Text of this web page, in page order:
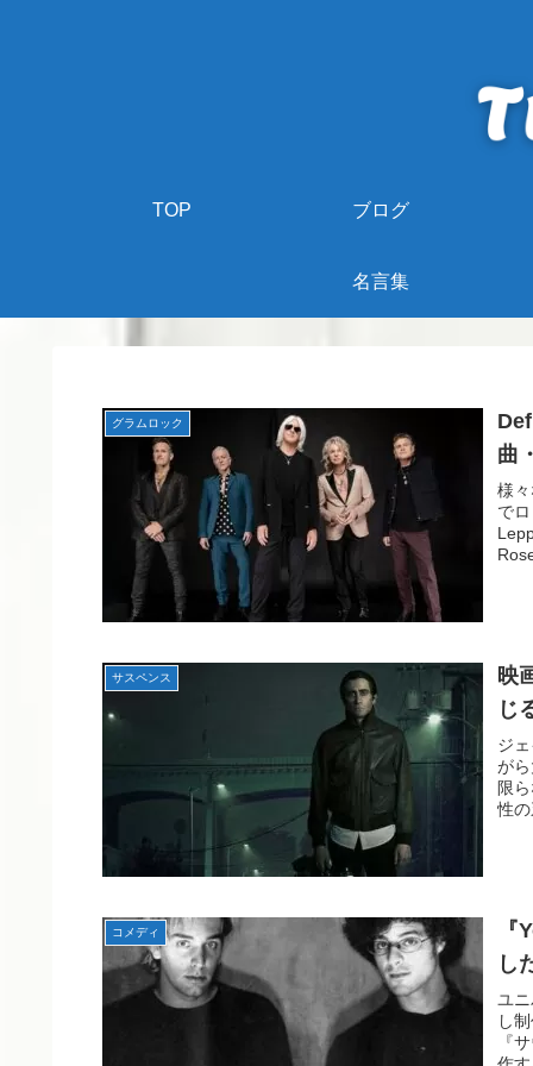
TOP ブログ
名言集
グラムロック
曲
様
で
サスペンス
映
じ
ジ
が
限
性
コメディ
し
ユ
し
『